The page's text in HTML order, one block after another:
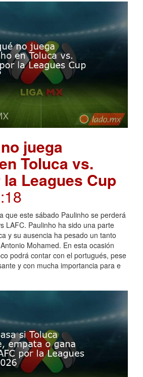
juega
Toluca vs.
Leagues Cup
que este sábado Paulinho se perderá
LAFC. Paulinho ha sido una parte
y su ausencia ha pesado un tanto
Mohamed. En esta ocasión
podrá contar con el portugués, pese
y con mucha importancia para e